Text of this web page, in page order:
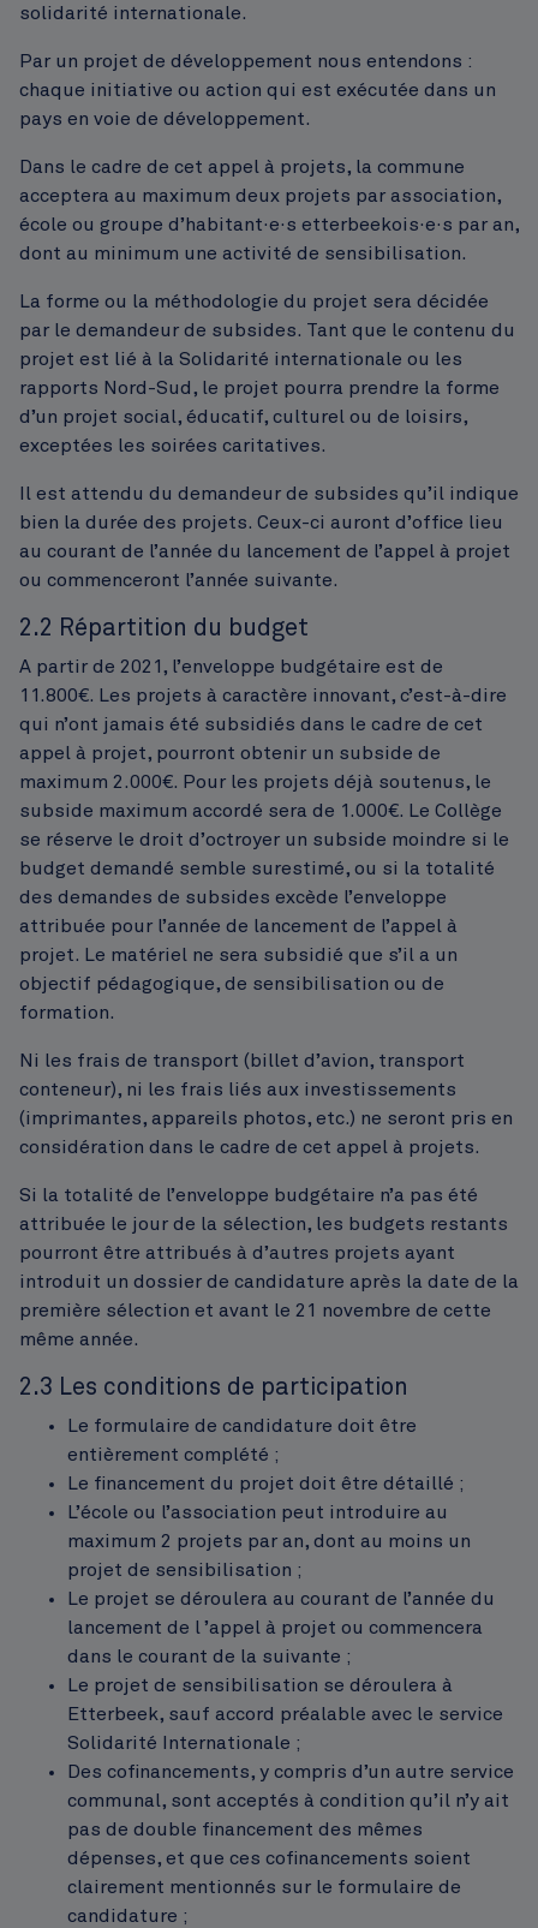
solidarité internationale.
Par un projet de développement nous entendons :
chaque initiative ou action qui est exécutée dans un
pays en voie de développement.
Dans le cadre de cet appel à projets, la commune
acceptera au maximum deux projets par association,
école ou groupe d’habitant·e·s etterbeekois·e·s par an,
dont au minimum une activité de sensibilisation.
La forme ou la méthodologie du projet sera décidée
par le demandeur de subsides. Tant que le contenu du
projet est lié à la Solidarité internationale ou les
rapports Nord-Sud, le projet pourra prendre la forme
d’un projet social, éducatif, culturel ou de loisirs,
exceptées les soirées caritatives.
Il est attendu du demandeur de subsides qu’il indique
bien la durée des projets. Ceux-ci auront d’office lieu
au courant de l’année du lancement de l’appel à projet
ou commenceront l’année suivante.
2.2 Répartition du budget
A partir de 2021, l’enveloppe budgétaire est de
11.800€. Les projets à caractère innovant, c’est-à-dire
qui n’ont jamais été subsidiés dans le cadre de cet
appel à projet, pourront obtenir un subside de
maximum 2.000€. Pour les projets déjà soutenus, le
subside maximum accordé sera de 1.000€. Le Collège
se réserve le droit d’octroyer un subside moindre si le
budget demandé semble surestimé, ou si la totalité
des demandes de subsides excède l’enveloppe
attribuée pour l’année de lancement de l’appel à
projet. Le matériel ne sera subsidié que s’il a un
objectif pédagogique, de sensibilisation ou de
formation.
Ni les frais de transport (billet d’avion, transport
conteneur), ni les frais liés aux investissements
(imprimantes, appareils photos, etc.) ne seront pris en
considération dans le cadre de cet appel à projets.
Si la totalité de l’enveloppe budgétaire n’a pas été
attribuée le jour de la sélection, les budgets restants
pourront être attribués à d’autres projets ayant
introduit un dossier de candidature après la date de la
première sélection et avant le 21 novembre de cette
même année.
2.3 Les conditions de participation
Le formulaire de candidature doit être
entièrement complété ;
Le financement du projet doit être détaillé ;
L’école ou l’association peut introduire au
maximum 2 projets par an, dont au moins un
projet de sensibilisation ;
Le projet se déroulera au courant de l’année du
lancement de l ’appel à projet ou commencera
dans le courant de la suivante ;
Le projet de sensibilisation se déroulera à
Etterbeek, sauf accord préalable avec le service
Solidarité Internationale ;
Des cofinancements, y compris d’un autre service
communal, sont acceptés à condition qu’il n’y ait
pas de double financement des mêmes
dépenses, et que ces cofinancements soient
clairement mentionnés sur le formulaire de
candidature ;